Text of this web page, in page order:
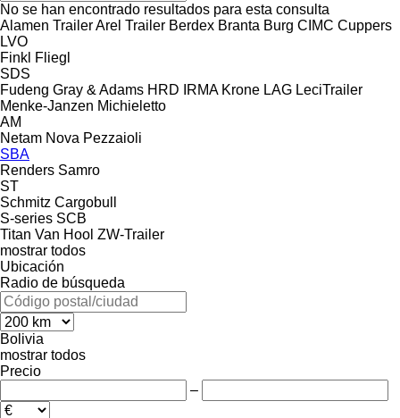
No se han encontrado resultados para esta consulta
Alamen TrailerArel Trailer Berdex Branta Burg CIMC Cuppers
LVO
Finkl Fliegl
SDS
Fudeng Gray & Adams HRD IRMA Krone LAG LeciTrailer
Menke-Janzen Michieletto
AM
Netam Nova Pezzaioli
SBA
Renders Samro
ST
Schmitz Cargobull
S-series SCB
Titan Van Hool ZW-Trailer
mostrar todos
Ubicación
Radio de búsqueda
Bolivia
mostrar todos
Precio
–